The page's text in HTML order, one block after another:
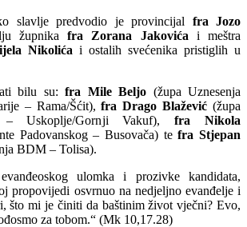
slavlje predvodio je provincijal fra Jozo
župnika fra Zorana Jakovića i meštra
Nikolića i ostalih svećenika pristiglih u
bilu su: fra Mile Beljo (župa Uznesenja
– Rama/Šćit),fra Drago Blažević (župa
– Uskoplje/Gornji Vakuf),fra Nikola
Padovanskog – Busovača) tefra Stjepan
BDM – Tolisa).
ulomka i prozivke kandidata,
propovijedi osvrnuo na nedjeljno evanđelje i
što mi je činiti da baštinim život vječni? Evo,
za tobom.“ (Mk 10,17.28)